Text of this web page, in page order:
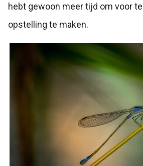
hebt gewoon meer tijd om voor
opstelling te maken.